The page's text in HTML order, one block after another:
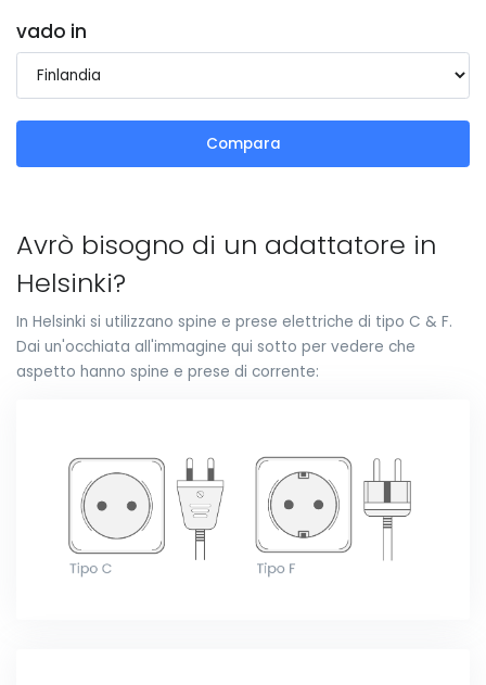
vado in
Compara
Avrò bisogno di un adattatore in
Helsinki?
In Helsinki si utilizzano spine e prese elettriche di tipo C & F.
Dai un'occhiata all'immagine qui sotto per vedere che
aspetto hanno spine e prese di corrente: